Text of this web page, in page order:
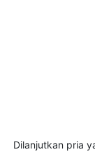
Dilanjutkan pria